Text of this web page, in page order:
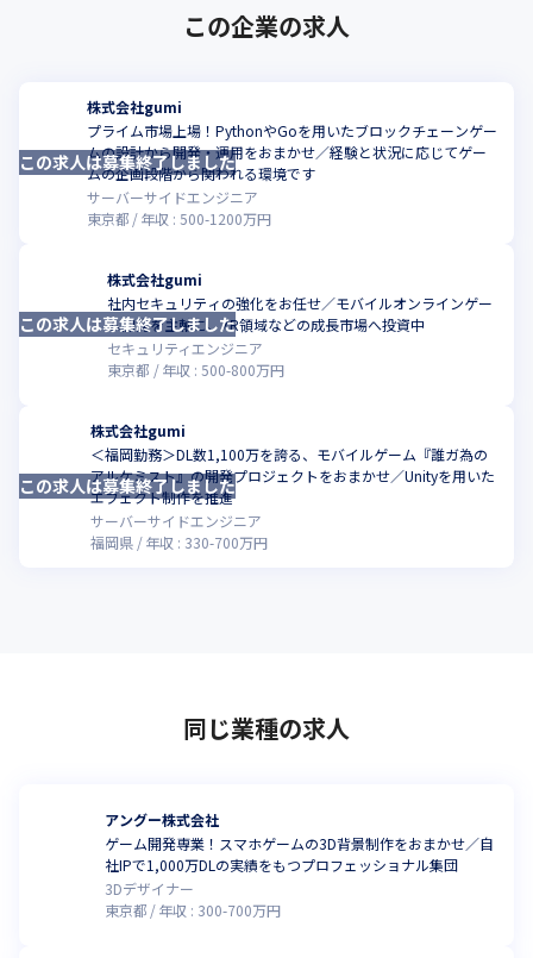
この企業の求人
株式会社gumi
プライム市場上場！PythonやGoを用いたブロックチェーンゲー
ムの設計から開発・運用をおまかせ／経験と状況に応じてゲー
ムの企画段階から関われる環境です
サーバーサイドエンジニア
東京都
年収 :500-1200万円
この求人は募集終了しました
株式会社gumi
社内セキュリティの強化をお任せ／モバイルオンラインゲー
ム開発を主軸に、XR領域などの成長市場へ投資中
セキュリティエンジニア
東京都
年収 :500-800万円
この求人は募集終了しました
株式会社gumi
＜福岡勤務＞DL数1,100万を誇る、モバイルゲーム『誰ガ為の
アルケミスト』の開発プロジェクトをおまかせ／Unityを用いた
エフェクト制作を推進
サーバーサイドエンジニア
福岡県
年収 : 330-700万円
この求人は募集終了しました
同じ業種の求人
アングー株式会社
ゲーム開発専業！スマホゲームの3D背景制作をおまかせ／自
社IPで1,000万DLの実績をもつプロフェッショナル集団
3Dデザイナー
東京都
年収 : 300-700万円